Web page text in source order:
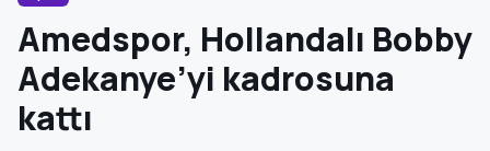
Amedspor, Hollandalı Bobby
Adekanye’yi kadrosuna
kattı